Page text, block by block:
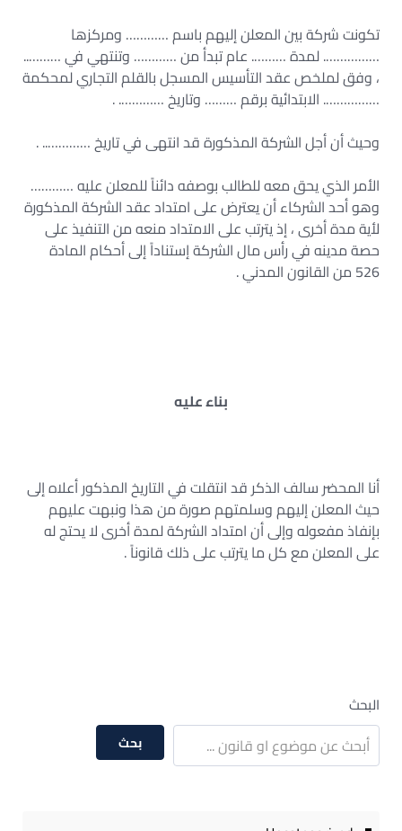
تكونت شركة بين المعلن إليهم باسم ………… ومركزها
……………. لمدة ………. عام تبدأ من ………… وتنتهي في ………..
، وفق لملخص عقد التأسيس المسجل بالقلم التجاري لمحكمة
……………. الابتدائية برقم ……… وتاريخ …………. .
وحيث أن أجل الشركة المذكورة قد انتهى في تاريخ ………….. .
الأمر الذي يحق معه للطالب بوصفه دائناً للمعلن عليه …………
وهو أحد الشركاء أن يعترض على امتداد عقد الشركة المذكورة
لأية مدة أخرى ، إذ يترتب على الامتداد منعه من التنفيذ على
حصة مدينه في رأس مال الشركة إستناداً إلى أحكام المادة
526 من القانون المدني .
بناء عليه
أنا المحضر سالف الذكر قد انتقلت في التاريخ المذكور أعلاه إلى
حيث المعلن إليهم وسلمتهم صورة من هذا ونبهت عليهم
بإنفاذ مفعوله وإلى أن امتداد الشركة لمدة أخرى لا يحتج له
على المعلن مع كل ما يترتب على ذلك قانوناً .
البحث
بحث